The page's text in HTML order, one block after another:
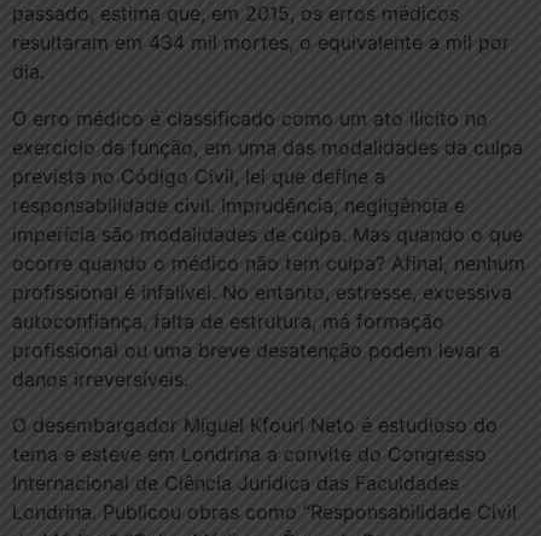
passado, estima que, em 2015, os erros médicos
resultaram em 434 mil mortes, o equivalente a mil por
dia.
O erro médico é classificado como um ato ilícito no
exercício da função, em uma das modalidades da culpa
prevista no Código Civil, lei que define a
responsabilidade civil. Imprudência, negligência e
imperícia são modalidades de culpa. Mas quando o que
ocorre quando o médico não tem culpa? Afinal, nenhum
profissional é infalível. No entanto, estresse, excessiva
autoconfiança, falta de estrutura, má formação
profissional ou uma breve desatenção podem levar a
danos irreversíveis.
O desembargador Miguel Kfouri Neto é estudioso do
tema e esteve em Londrina a convite do Congresso
Internacional de Ciência Jurídica das Faculdades
Londrina. Publicou obras como “Responsabilidade Civil